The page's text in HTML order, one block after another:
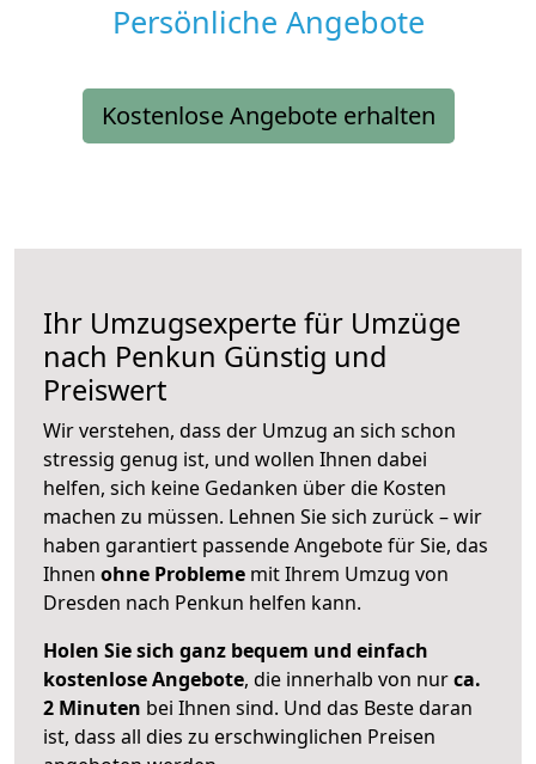
Persönliche Angebote
Kostenlose Angebote erhalten
Ihr Umzugsexperte für Umzüge
nach Penkun Günstig und
Preiswert
Wir verstehen, dass der Umzug an sich schon
stressig genug ist, und wollen Ihnen dabei
helfen, sich keine Gedanken über die Kosten
machen zu müssen. Lehnen Sie sich zurück – wir
haben garantiert passende Angebote für Sie, das
Ihnen ohne Probleme mit Ihrem Umzug von
Dresden nach Penkun helfen kann.
Holen Sie sich ganz bequem und einfach
kostenlose Angebote, die innerhalb von nurca.
2 Minuten bei Ihnen sind. Und das Beste daran
ist, dass all dies zu erschwinglichen Preisen